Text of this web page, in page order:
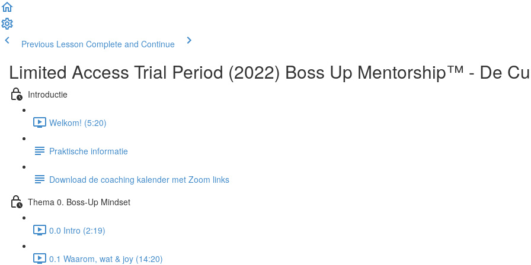
Previous Lesson Complete and Continue
Limited Access Trial Period (2022) Boss Up Mentorship™ - De
Introductie
Welkom! (5:20)
Praktische informatie
Download de coaching kalender met Zoom links
Thema 0. Boss-Up Mindset
0.0 Intro (2:19)
0.1 Waarom, wat & joy (14:20)